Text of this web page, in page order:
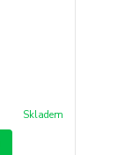
Skladem